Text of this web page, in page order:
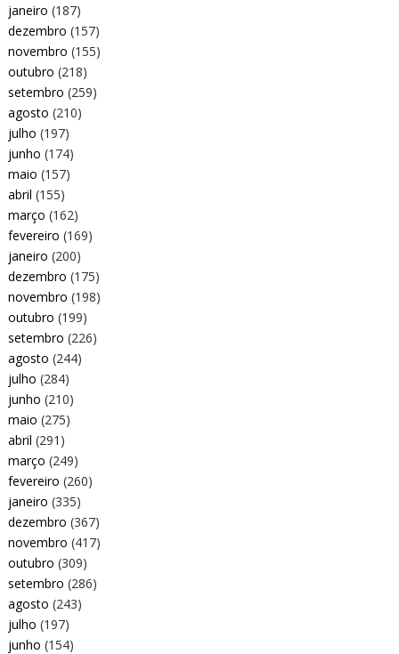
janeiro (187)
dezembro (157)
novembro (155)
outubro (218)
setembro (259)
agosto (210)
julho (197)
junho (174)
maio (157)
abril (155)
março (162)
fevereiro (169)
janeiro (200)
dezembro (175)
novembro (198)
outubro (199)
setembro (226)
agosto (244)
julho (284)
junho (210)
maio (275)
abril (291)
março (249)
fevereiro (260)
janeiro (335)
dezembro (367)
novembro (417)
outubro (309)
setembro (286)
agosto (243)
julho (197)
junho (154)